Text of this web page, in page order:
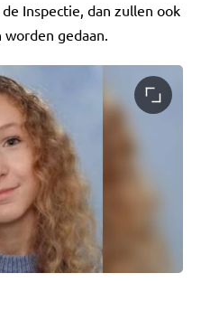
Inspectie, dan zullen ook
gedaan.